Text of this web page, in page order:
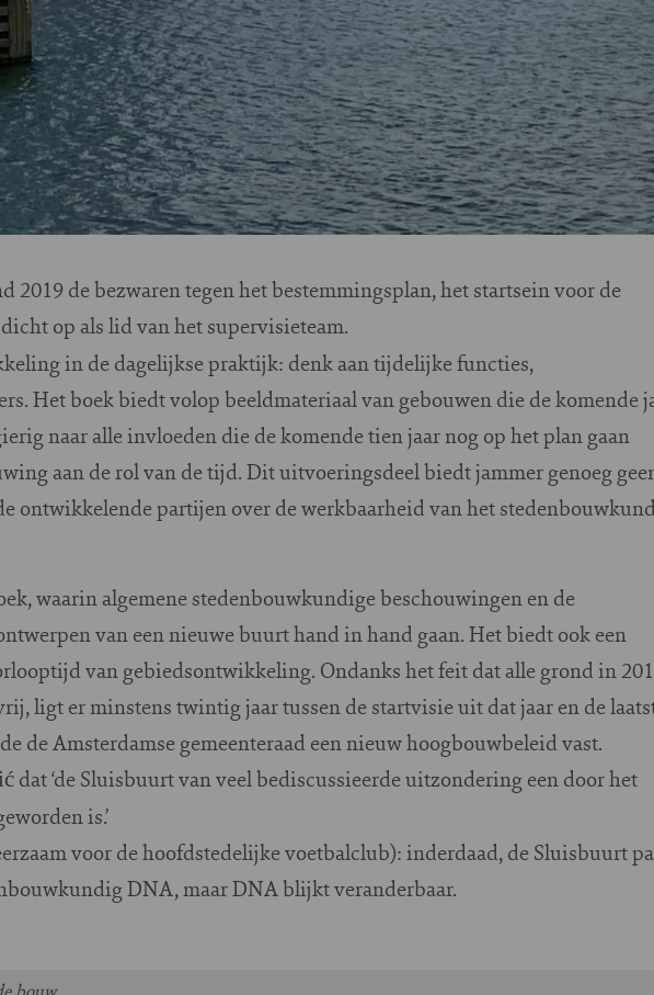
2019 de bezwaren tegen het bestemmingsplan, het startsein voor de
op als lid van het supervisieteam.
in de dagelijkse praktijk: denk aan tijdelijke functies,
Het boek biedt volop beeldmateriaal van gebouwen die de komende
naar alle invloeden die de komende tien jaar nog op het plan gaan
aan de rol van de tijd. Dit uitvoeringsdeel biedt jammer genoeg
ontwikkelende partijen over de werkbaarheid van het
waarin algemene stedenbouwkundige beschouwingen en de
van een nieuwe buurt hand in hand gaan. Het biedt ook een
van gebiedsontwikkeling. Ondanks het feit dat alle grond in
ligt er minstens twintig jaar tussen de startvisie uit dat jaar en de
de Amsterdamse gemeenteraad een nieuw hoogbouwbeleid vast.
dat ‘de Sluisbuurt van veel bediscussieerde uitzondering een door het
is.’
voor de hoofdstedelijke voetbalclub): inderdaad, de Sluisbuurt
DNA, maar DNA blijkt veranderbaar.
bouw